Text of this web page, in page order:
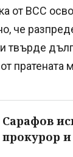
от ВСС
че
твърде
Сарафов
прокурор